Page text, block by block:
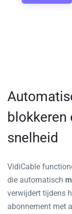
snelheid
VidiCable
die automatisch
verwijdert tijdens
abonnement met